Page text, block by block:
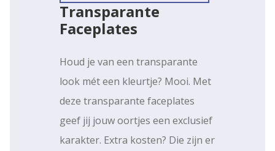
Transparante
Faceplates
Houd je van een transparante
look mét een kleurtje? Mooi. Met
deze transparante faceplates
geef jij jouw oortjes een exclusief
karakter. Extra kosten? Die zijn er